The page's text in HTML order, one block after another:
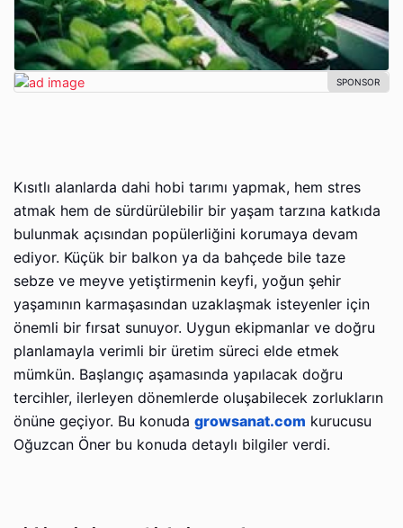
Kısıtlı alanlarda dahi hobi tarımı yapmak, hem stres
atmak hem de sürdürülebilir bir yaşam tarzına katkıda
bulunmak açısından popülerliğini korumaya devam
ediyor. Küçük bir balkon ya da bahçede bile taze
sebze ve meyve yetiştirmenin keyfi, yoğun şehir
yaşamının karmaşasından uzaklaşmak isteyenler için
önemli bir fırsat sunuyor. Uygun ekipmanlar ve doğru
planlamayla verimli bir üretim süreci elde etmek
mümkün. Başlangıç aşamasında yapılacak doğru
tercihler, ilerleyen dönemlerde oluşabilecek zorlukların
önüne geçiyor. Bu konuda growsanat.com kurucusu
Oğuzcan Öner bu konuda detaylı bilgiler verdi.